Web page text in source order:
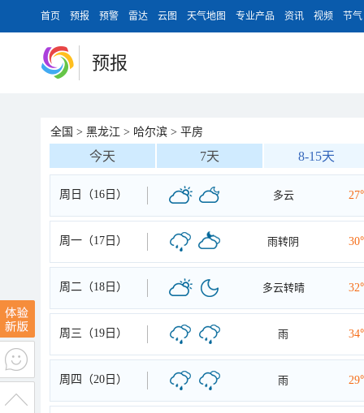
首页 预报 预警 雷达 云图 天气地图 专业产品 资讯 视频 节气
预报
全国 > 黑龙江 > 哈尔滨 > 平房
今天 7天 8-15天
周日（16日） 多云
周一（17日） 雨转阴
周二（18日） 多云转晴
周三（19日） 雨
周四（20日） 雨